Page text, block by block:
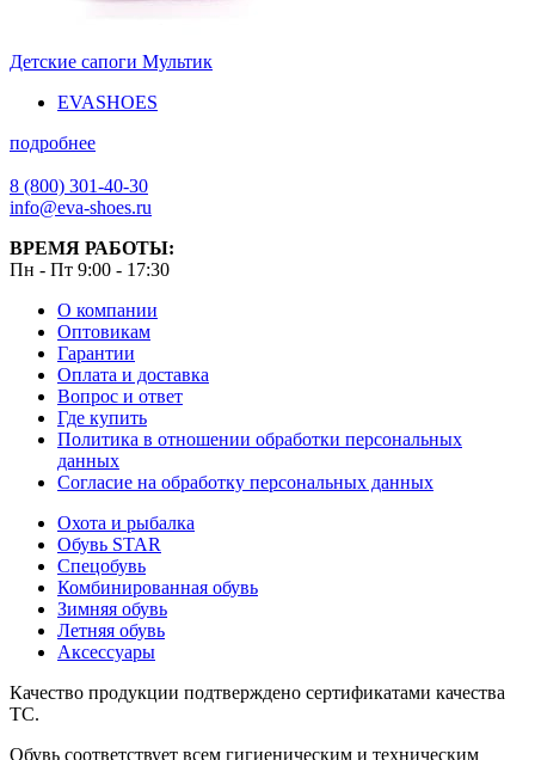
Детские сапоги Мультик
EVASHOES
подробнее
8 (800) 301-40-30
info@eva-shoes.ru
ВРЕМЯ РАБОТЫ:
Пн - Пт 9:00 - 17:30
О компании
Оптовикам
Гарантии
Оплата и доставка
Вопрос и ответ
Где купить
Политика в отношении обработки персональных
данных
Согласие на обработку персональных данных
Охота и рыбалка
Обувь STAR
Спецобувь
Комбинированная обувь
Зимняя обувь
Летняя обувь
Аксессуары
Качество продукции подтверждено сертификатами качества
ТС.
Обувь соответствует всем гигиеническим и техническим